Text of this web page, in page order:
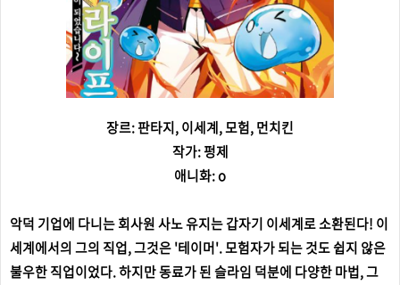
장르: 판타지, 이세계, 모험, 먼치킨
작가: 펑제
애니화: o
악덕 기업에 다니는 회사원 사노 유지는갑자기 이세계로 소환된다! 이
세계에서의 그의 직업, 그것은 '테이머'. 모험자가 되는 것도 쉽지 않은
불우한 직업이었다. 하지만 동료가 된 슬라임 덕분에 다양한 마법, 그